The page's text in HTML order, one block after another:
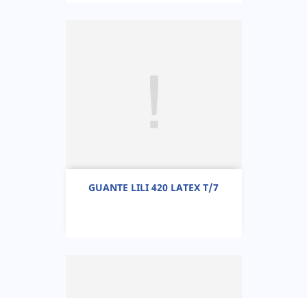
GUANTE LILI 420 LATEX T/7